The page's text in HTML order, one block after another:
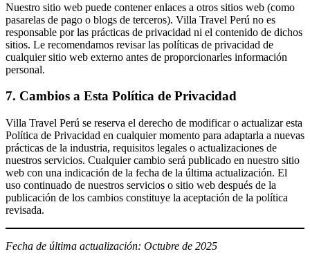
Nuestro sitio web puede contener enlaces a otros sitios web (como
pasarelas de pago o blogs de terceros). Villa Travel Perú no es
responsable por las prácticas de privacidad ni el contenido de dichos
sitios. Le recomendamos revisar las políticas de privacidad de
cualquier sitio web externo antes de proporcionarles información
personal.
7. Cambios a Esta Política de Privacidad
Villa Travel Perú se reserva el derecho de modificar o actualizar esta
Política de Privacidad en cualquier momento para adaptarla a nuevas
prácticas de la industria, requisitos legales o actualizaciones de
nuestros servicios. Cualquier cambio será publicado en nuestro sitio
web con una indicación de la fecha de la última actualización. El
uso continuado de nuestros servicios o sitio web después de la
publicación de los cambios constituye la aceptación de la política
revisada.
Fecha de última actualización: Octubre de 2025